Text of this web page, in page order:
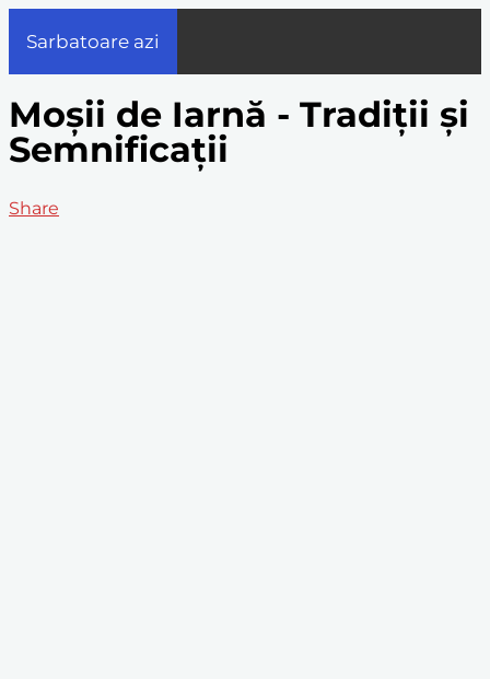
Sarbatoare azi
Moșii de Iarnă - Tradiții și
Semnificații
Share